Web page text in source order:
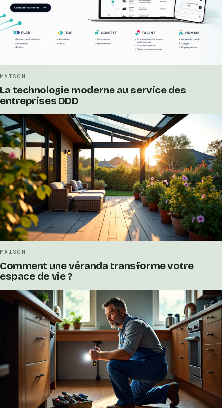
MAISON
La technologie moderne au service des
entreprises DDD
MAISON
Comment une véranda transforme votre
espace de vie ?